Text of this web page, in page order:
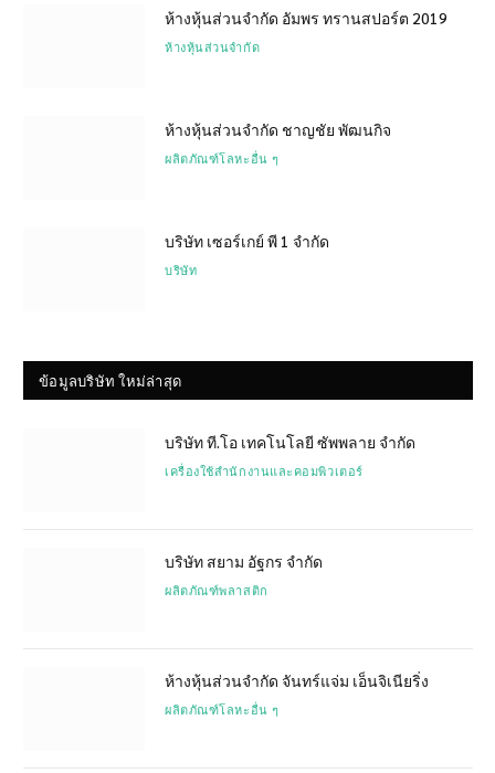
ห้างหุ้นส่วนจำกัด อัมพร ทรานสปอร์ต 2019
ห้างหุ้นส่วนจำกัด
ห้างหุ้นส่วนจำกัด ชาญชัย พัฒนกิจ
ผลิตภัณฑ์โลหะอื่น ๆ
บริษัท เซอร์เกย์ พี 1 จำกัด
บริษัท
ข้อมูลบริษัท ใหม่ล่าสุด
บริษัท ที.โอ เทคโนโลยี ซัพพลาย จำกัด
เครื่องใช้สำนักงานและคอมพิวเตอร์
บริษัท สยาม อัฐกร จำกัด
ผลิตภัณฑ์พลาสติก
ห้างหุ้นส่วนจำกัด จันทร์แจ่ม เอ็นจิเนียริ่ง
ผลิตภัณฑ์โลหะอื่น ๆ